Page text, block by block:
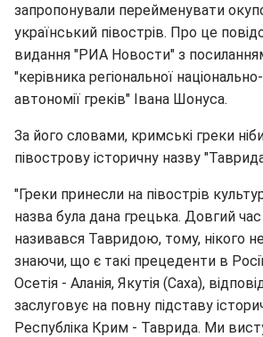
запропонували перейменувати
український півострів. Про це
видання "РИА Новости" з
"керівника регіональної
автономії греків" Івана Шонуса.
За його словами, кримські греки
півострову історичну назву
"Греки принесли на півострів
назва була дана грецька. Довгий час
називався Тавридою, тому, нікого
знаючи, що є такі прецеденти в
Осетія - Аланія, Якутія (Саха),
заслуговує на повну підставу
Республіка Крим - Таврида. Ми